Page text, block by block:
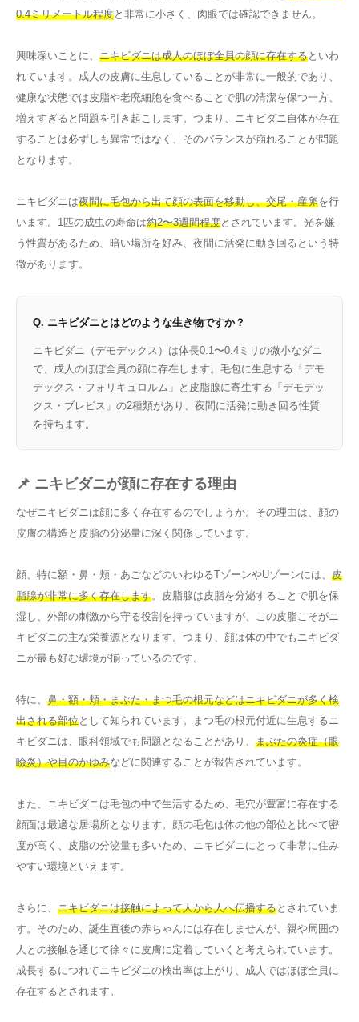
0.4ミリメートル程度と非常に小さく、肉眼では確認できません。
興味深いことに、 ニキビダニは成人のほぼ全員の顔に存在するといわ
れています。成人の皮膚に生息していることが非常に一般的であり、
健康な状態では皮脂や老廃細胞を食べることで肌の清潔を保つ一方、
増えすぎると問題を引き起こします。つまり、ニキビダニ自体が存在
することは必ずしも異常ではなく、そのバランスが崩れることが問題
となります。
ニキビダニは夜間に毛包から出て顔の表面を移動し、交尾・産卵を行
います。1匹の成虫の寿命は約2〜3週間程度とされています。光を嫌
う性質があるため、暗い場所を好み、夜間に活発に動き回るという特
徴があります。
Q. ニキビダニとはどのような生き物ですか？
ニキビダニ（デモデックス）は体長0.1〜0.4ミリの微小なダニ
で、成人のほぼ全員の顔に存在します。毛包に生息する「デモ
デックス・フォリキュロルム」と皮脂腺に寄生する「デモデッ
クス・ブレビス」の2種類があり、夜間に活発に動き回る性質
を持ちます。
📌 ニキビダニが顔に存在する理由
なぜニキビダニは顔に多く存在するのでしょうか。その理由は、顔の
皮膚の構造と皮脂の分泌量に深く関係しています。
顔、特に額・鼻・頬・あごなどのいわゆるTゾーンやUゾーンには、 皮
脂腺が非常に多く存在します。皮脂腺は皮脂を分泌することで肌を保
湿し、外部の刺激から守る役割を持っていますが、この皮脂こそがニ
キビダニの主な栄養源となります。つまり、顔は体の中でもニキビダ
ニが最も好む環境が揃っているのです。
特に、 鼻・額・頬・まぶた・まつ毛の根元などはニキビダニが多く検
出される部位として知られています。まつ毛の根元付近に生息するニ
キビダニは、眼科領域でも問題となることがあり、 まぶたの炎症（眼
瞼炎）や目のかゆみなどに関連することが報告されています。
また、ニキビダニは毛包の中で生活するため、毛穴が豊富に存在する
顔面は最適な居場所となります。顔の毛包は体の他の部位と比べて密
度が高く、皮脂の分泌量も多いため、ニキビダニにとって非常に住み
やすい環境といえます。
さらに、 ニキビダニは接触によって人から人へ伝播するとされていま
す。そのため、誕生直後の赤ちゃんには存在しませんが、親や周囲の
人との接触を通じて徐々に皮膚に定着していくと考えられています。
成長するにつれてニキビダニの検出率は上がり、成人ではほぼ全員に
存在するとされます。